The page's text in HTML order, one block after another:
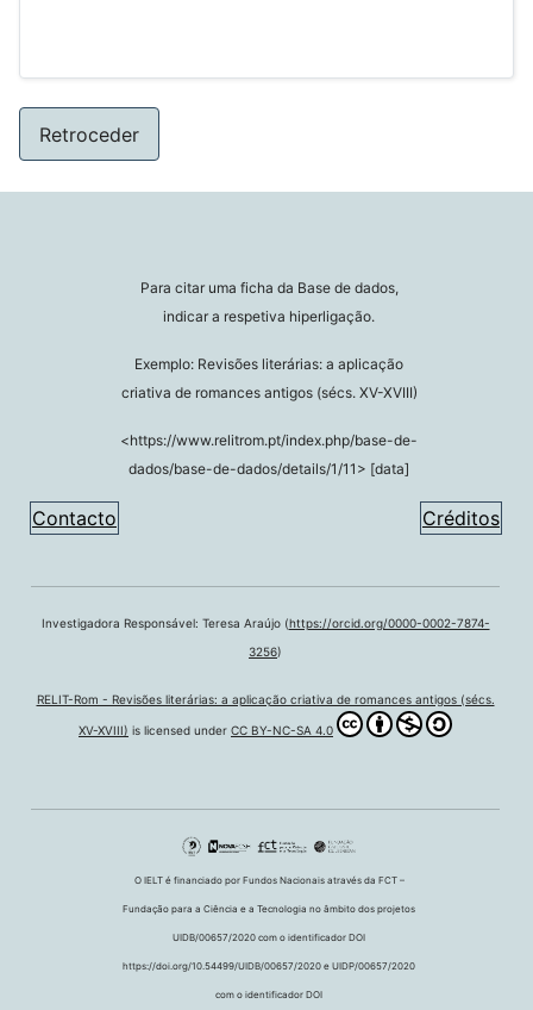
Retroceder
Para citar uma ficha da Base de dados,
indicar a respetiva hiperligação.
Exemplo: Revisões literárias: a aplicação
criativa de romances antigos (sécs. XV-XVIII)
<https://www.relitrom.pt/index.php/base-de-
dados/base-de-dados/details/1/11> [data]
Contacto Créditos
Investigadora Responsável: Teresa Araújo (https://orcid.org/0000-0002-7874-
3256)
RELIT-Rom - Revisões literárias: a aplicação criativa de romances antigos (sécs.
XV-XVIII) is licensed under CC BY-NC-SA 4.0
O IELT é financiado por Fundos Nacionais através da FCT –
Fundação para a Ciência e a Tecnologia no âmbito dos projetos
UIDB/00657/2020 com o identificador DOI
https://doi.org/10.54499/UIDB/00657/2020 e UIDP/00657/2020
com o identificador DOI